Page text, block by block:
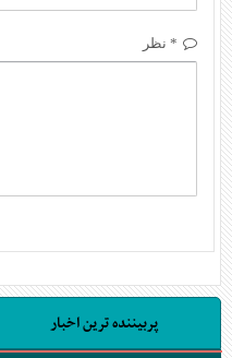
* نظر
پربیننده ترین اخبار